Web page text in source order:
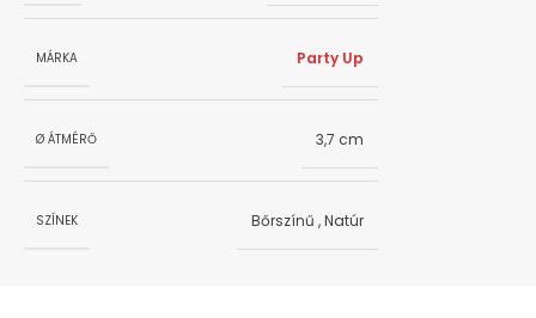
MÁRKA Party Up
Ø ÁTMÉRŐ 3,7 cm
SZÍNEK Bőrszínű ,Natúr